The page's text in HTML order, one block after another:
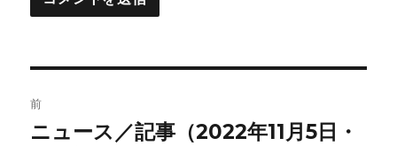
稿
前
前
ニュース／記事（2022年11月5日・